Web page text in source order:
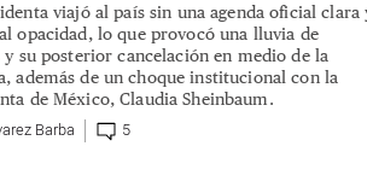
viajó al país sin una agenda oficial clara
opacidad, lo que provocó una lluvia de
su posterior cancelación en medio de la
además de un choque institucional con la
de México, Claudia Sheinbaum.
Barba 5